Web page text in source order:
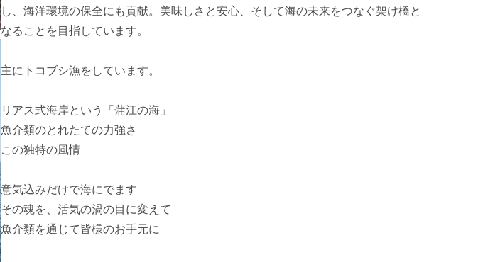
し、海洋環境の保全にも貢献。美味しさと安心、そして海の未来をつなぐ架け橋と
なることを目指しています。
主にトコブシ漁をしています。
リアス式海岸という「蒲江の海」
魚介類のとれたての力強さ
この独特の風情
意気込みだけで海にでます
その魂を、活気の渦の目に変えて
魚介類を通じて皆様のお手元に